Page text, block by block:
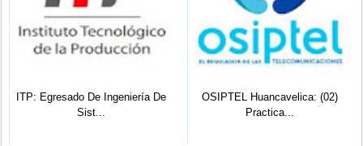
ITP: Egresado De Ingeniería De
Sist...
OSIPTEL Huancavelica: (02)
Practica...